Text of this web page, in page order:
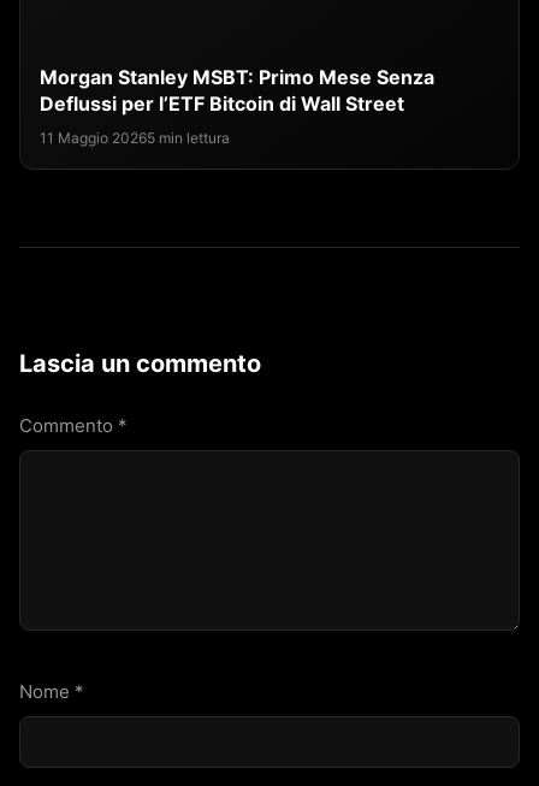
Morgan Stanley MSBT: Primo Mese Senza
Deflussi per l’ETF Bitcoin di Wall Street
11 Maggio 20265 min lettura
Lascia un commento
Commento *
Nome *